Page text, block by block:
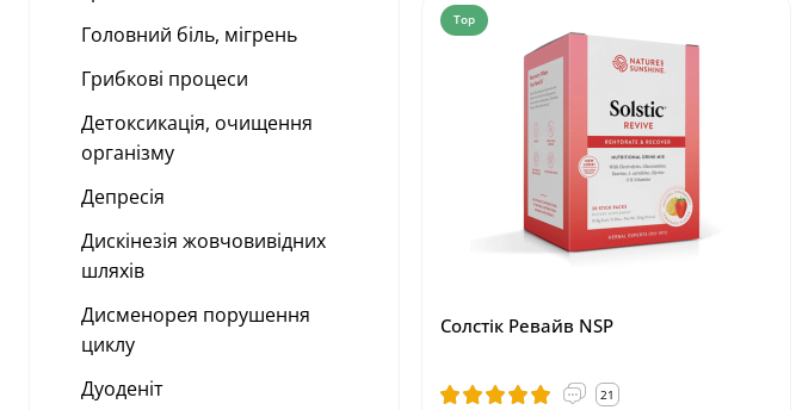
Головний біль, мігрень
Грибкові процеси
Детоксикація, очищення
організму
Депресія
Дискінезія жовчовивідних
шляхів
Дисменорея порушення
циклу
Дуоденіт
Top
Солстік Ревайв NSP
21